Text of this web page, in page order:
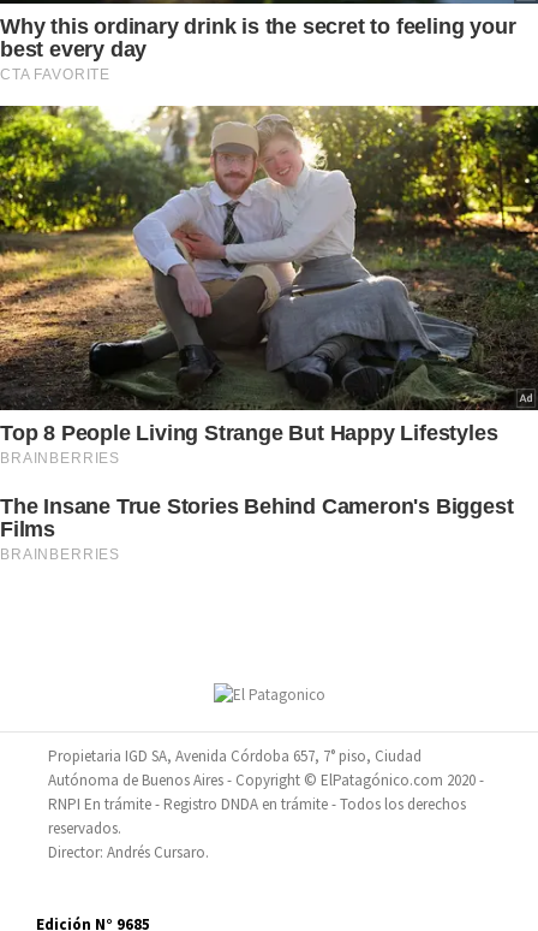
Propietaria IGD SA, Avenida Córdoba 657, 7° piso, Ciudad
Autónoma de Buenos Aires - Copyright © ElPatagónico.com 2020 -
RNPI En trámite - Registro DNDA en trámite - Todos los derechos
reservados.
Director: Andrés Cursaro.
Edición N° 9685